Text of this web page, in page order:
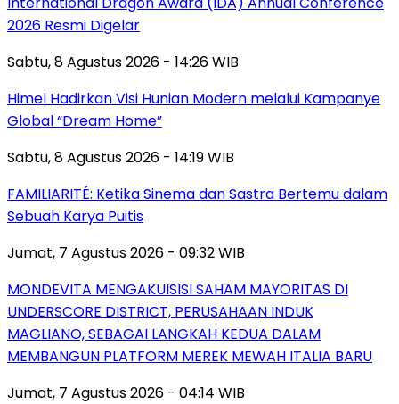
2026 Resmi Digelar
Sabtu, 8 Agustus 2026 - 14:26 WIB
Himel Hadirkan Visi Hunian Modern melalui Kampanye
Global “Dream Home”
Sabtu, 8 Agustus 2026 - 14:19 WIB
FAMILIARITÉ: Ketika Sinema dan Sastra Bertemu dalam
Sebuah Karya Puitis
Jumat, 7 Agustus 2026 - 09:32 WIB
MONDEVITA MENGAKUISISI SAHAM MAYORITAS DI
UNDERSCORE DISTRICT, PERUSAHAAN INDUK
MAGLIANO, SEBAGAI LANGKAH KEDUA DALAM
MEMBANGUN PLATFORM MEREK MEWAH ITALIA BARU
Jumat, 7 Agustus 2026 - 04:14 WIB